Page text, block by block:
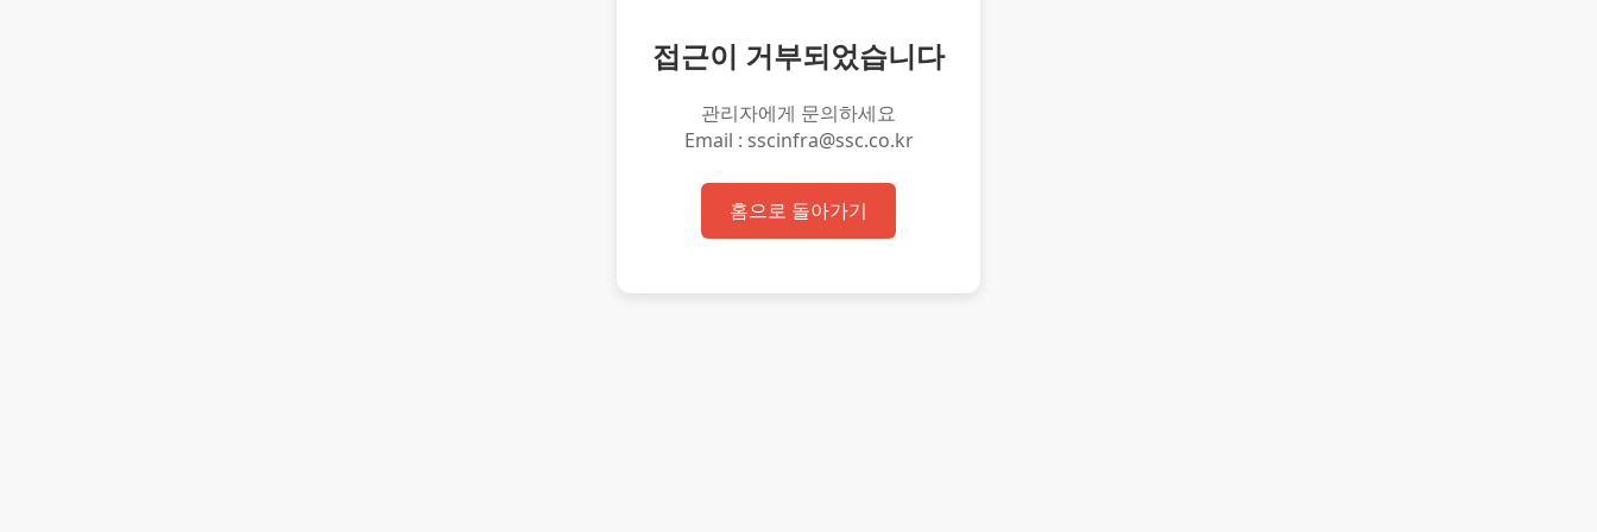
접근이 거부되었습니다
관리자에게 문의하세요
Email : sscinfra@ssc.co.kr
홈으로 돌아가기